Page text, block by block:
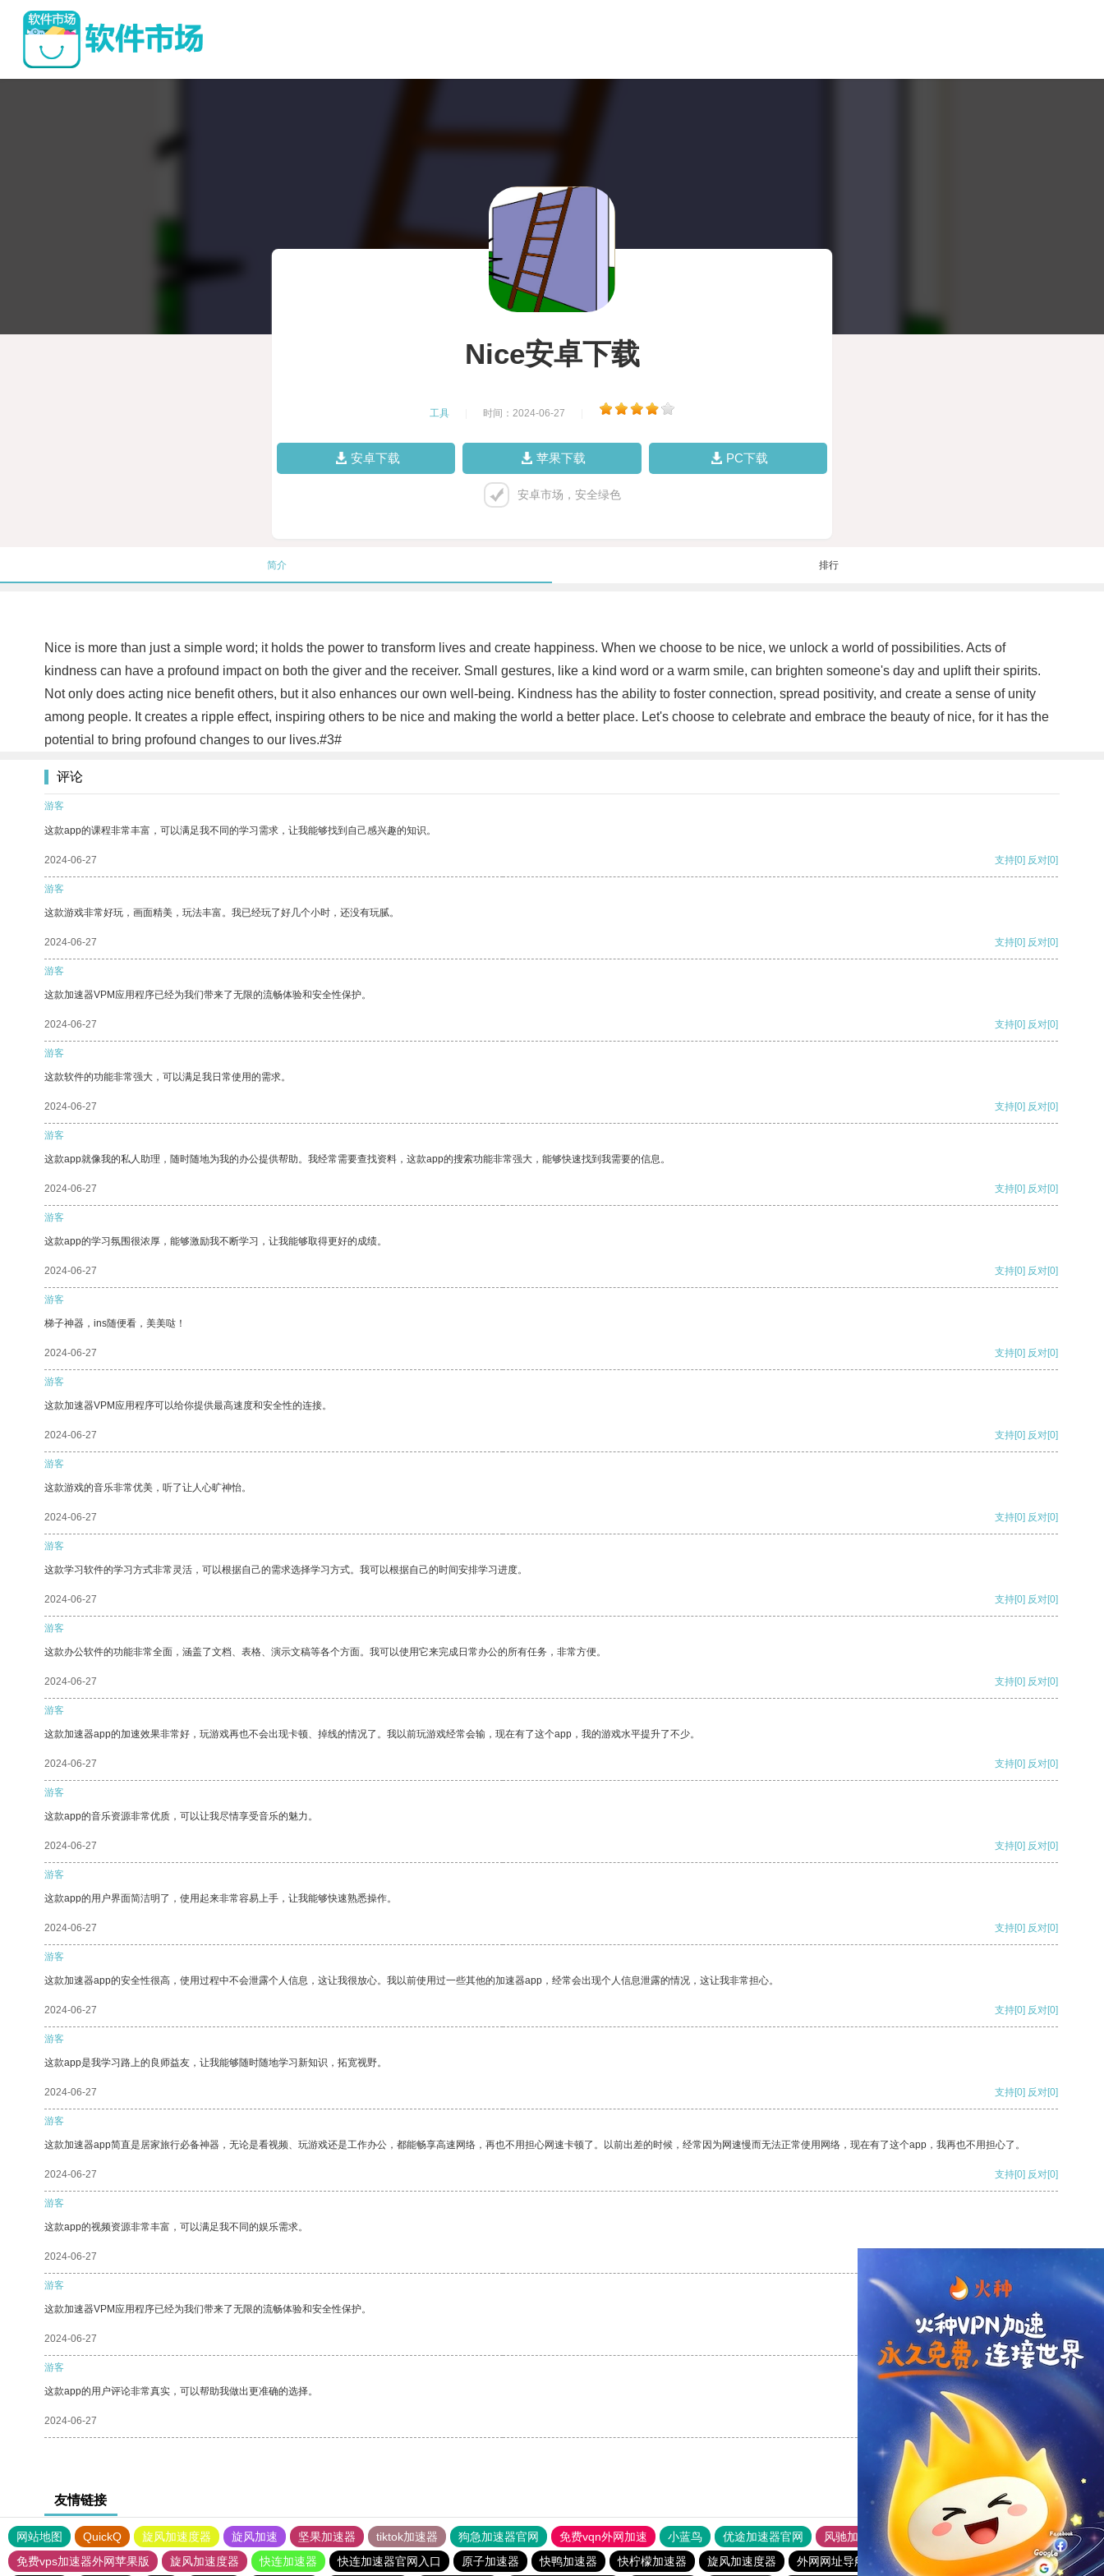
Nice安卓下载
工具 时间：2024-06-27
安卓下载 苹果下载 PC下载
安卓市场，安全绿色
简介 排行
Nice is more than just a simple word; it holds the power to transform lives and create happiness. When we choose to be nice, we unlock a world of possibilities. Acts of
kindness can have a profound impact on both the giver and the receiver. Small gestures, like a kind word or a warm smile, can brighten someone's day and uplift their spirits.
Not only does acting nice benefit others, but it also enhances our own well-being. Kindness has the ability to foster connection, spread positivity, and create a sense of unity
among people. It creates a ripple effect, inspiring others to be nice and making the world a better place. Let's choose to celebrate and embrace the beauty of nice, for it has the
potential to bring profound changes to our lives.#3#
评论
游客
这款app的课程非常丰富，可以满足我不同的学习需求，让我能够找到自己感兴趣的知识。
2024-06-27 支持[0] 反对[0]
游客
这款游戏非常好玩，画面精美，玩法丰富。我已经玩了好几个小时，还没有玩腻。
2024-06-27 支持[0] 反对[0]
游客
这款加速器VPM应用程序已经为我们带来了无限的流畅体验和安全性保护。
2024-06-27 支持[0] 反对[0]
游客
这款软件的功能非常强大，可以满足我日常使用的需求。
2024-06-27 支持[0] 反对[0]
游客
这款app就像我的私人助理，随时随地为我的办公提供帮助。我经常需要查找资料，这款app的搜索功能非常强大，能够快速找到我需要的信息。
2024-06-27 支持[0] 反对[0]
游客
这款app的学习氛围很浓厚，能够激励我不断学习，让我能够取得更好的成绩。
2024-06-27 支持[0] 反对[0]
游客
梯子神器，ins随便看，美美哒！
2024-06-27 支持[0] 反对[0]
游客
这款加速器VPM应用程序可以给你提供最高速度和安全性的连接。
2024-06-27 支持[0] 反对[0]
游客
这款游戏的音乐非常优美，听了让人心旷神怡。
2024-06-27 支持[0] 反对[0]
游客
这款学习软件的学习方式非常灵活，可以根据自己的需求选择学习方式。我可以根据自己的时间安排学习进度。
2024-06-27 支持[0] 反对[0]
游客
这款办公软件的功能非常全面，涵盖了文档、表格、演示文稿等各个方面。我可以使用它来完成日常办公的所有任务，非常方便。
2024-06-27 支持[0] 反对[0]
游客
这款加速器app的加速效果非常好，玩游戏再也不会出现卡顿、掉线的情况了。我以前玩游戏经常会输，现在有了这个app，我的游戏水平提升了不少。
2024-06-27 支持[0] 反对[0]
游客
这款app的音乐资源非常优质，可以让我尽情享受音乐的魅力。
2024-06-27 支持[0] 反对[0]
游客
这款app的用户界面简洁明了，使用起来非常容易上手，让我能够快速熟悉操作。
2024-06-27 支持[0] 反对[0]
游客
这款加速器app的安全性很高，使用过程中不会泄露个人信息，这让我很放心。我以前使用过一些其他的加速器app，经常会出现个人信息泄露的情况，这让我非常担心。
2024-06-27 支持[0] 反对[0]
游客
这款app是我学习路上的良师益友，让我能够随时随地学习新知识，拓宽视野。
2024-06-27 支持[0] 反对[0]
游客
这款加速器app简直是居家旅行必备神器，无论是看视频、玩游戏还是工作办公，都能畅享高速网络，再也不用担心网速卡顿了。以前出差的时候，经常因为网速慢而无法正常使用网络，现在有了这个app，我再也不用担心了。
2024-06-27 支持[0] 反对[0]
游客
这款app的视频资源非常丰富，可以满足我不同的娱乐需求。
2024-06-27
游客
这款加速器VPM应用程序已经为我们带来了无限的流畅体验和安全性保护。
2024-06-27 支持 [0] 反对 [0]
游客
这款app的用户评论非常真实，可以帮助我做出更准确的选择。
2024-06-27 支持
友情链接
网站地图 QuickQ 旋风加速度器 旋风加速 坚果加速器 tiktok加速器 狗急加速器官网 免费vqn外网加速 小蓝鸟 优途加速器官网 风驰加速器
旋风加速器
免费vps加速器外网苹果版
旋风加速度器 快连加速器 快连加速器官网入口 原子加速器 快鸭加速器 快柠檬加速器 旋风加速度器 外网网址导航 软件中心 雷霆加速 狂飙加速器